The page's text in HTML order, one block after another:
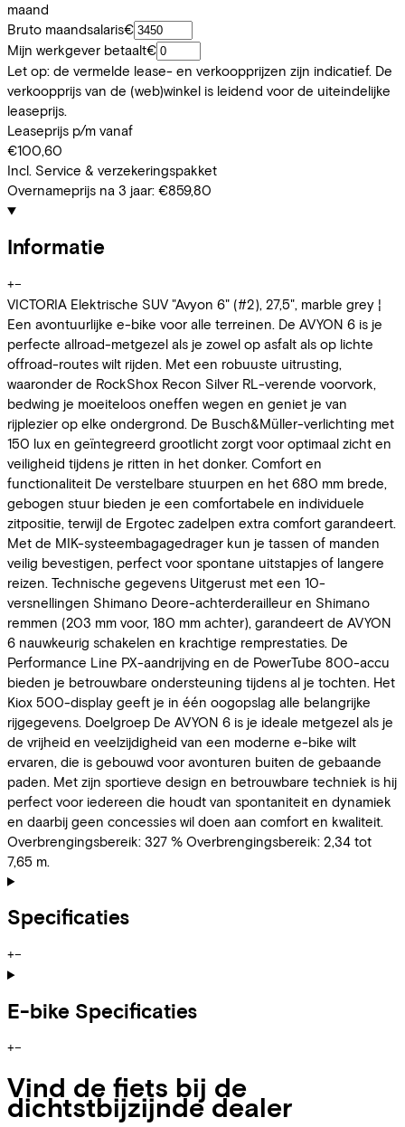
maand
Bruto maandsalaris€
Mijn werkgever betaalt€
Let op: de vermelde lease- en verkoopprijzen zijn indicatief. De
verkoopprijs van de (web)winkel is leidend voor de uiteindelijke
leaseprijs.
Leaseprijs p/m vanaf
€100,60
Incl. Service & verzekeringspakket
Overnameprijs na 3 jaar: €859,80
Informatie
+−
VICTORIA Elektrische SUV "Avyon 6" (#2), 27,5", marble grey ¦
Een avontuurlijke e-bike voor alle terreinen. De AVYON 6 is je
perfecte allroad-metgezel als je zowel op asfalt als op lichte
offroad-routes wilt rijden. Met een robuuste uitrusting,
waaronder de RockShox Recon Silver RL-verende voorvork,
bedwing je moeiteloos oneffen wegen en geniet je van
rijplezier op elke ondergrond. De Busch&Müller-verlichting met
150 lux en geïntegreerd grootlicht zorgt voor optimaal zicht en
veiligheid tijdens je ritten in het donker. Comfort en
functionaliteit De verstelbare stuurpen en het 680 mm brede,
gebogen stuur bieden je een comfortabele en individuele
zitpositie, terwijl de Ergotec zadelpen extra comfort garandeert.
Met de MIK-systeembagagedrager kun je tassen of manden
veilig bevestigen, perfect voor spontane uitstapjes of langere
reizen. Technische gegevens Uitgerust met een 10-
versnellingen Shimano Deore-achterderailleur en Shimano
remmen (203 mm voor, 180 mm achter), garandeert de AVYON
6 nauwkeurig schakelen en krachtige remprestaties. De
Performance Line PX-aandrijving en de PowerTube 800-accu
bieden je betrouwbare ondersteuning tijdens al je tochten. Het
Kiox 500-display geeft je in één oogopslag alle belangrijke
rijgegevens. Doelgroep De AVYON 6 is je ideale metgezel als je
de vrijheid en veelzijdigheid van een moderne e-bike wilt
ervaren, die is gebouwd voor avonturen buiten de gebaande
paden. Met zijn sportieve design en betrouwbare techniek is hij
perfect voor iedereen die houdt van spontaniteit en dynamiek
en daarbij geen concessies wil doen aan comfort en kwaliteit.
Overbrengingsbereik: 327 % Overbrengingsbereik: 2,34 tot
7,65 m.
Specificaties
+−
E-bike Specificaties
+−
Vind de fiets bij de
dichtstbijzijnde dealer